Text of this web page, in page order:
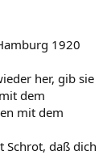
1920
her, gib sie
dem
mit dem
Schrot, daß dich